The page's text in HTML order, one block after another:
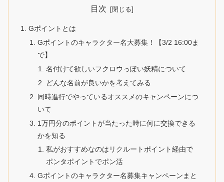
目次
Gポイントとは
Gポイントのキャラクター名大募集！【3/2 16:00ま
で】
名付けて欲しいフクロウっぽい妖精について
どんな名前が良いかを考えてみる
同時進行でやっているオススメのキャンペーンにつ
いて
1万円分のポイントが当たった時に何に交換できる
かを知る
私がおすすめなのはリクルートポイント経由で
ポンタポイントでポン活
Gポイントのキャラクター名募集キャンペーンまと